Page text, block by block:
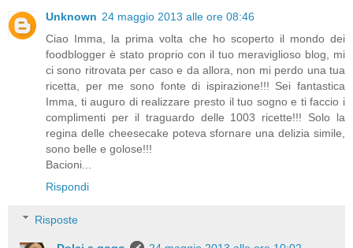
Unknown 24 maggio 2013 alle ore 08:46
Ciao Imma, la prima volta che ho scoperto il mondo dei
foodblogger è stato proprio con il tuo meraviglioso blog, mi
ci sono ritrovata per caso e da allora, non mi perdo una tua
ricetta, per me sono fonte di ispirazione!!! Sei fantastica
Imma, ti auguro di realizzare presto il tuo sogno e ti faccio i
complimenti per il traguardo delle 1003 ricette!!! Solo la
regina delle cheesecake poteva sfornare una delizia simile,
sono belle e golose!!!
Bacioni...
Rispondi
Risposte